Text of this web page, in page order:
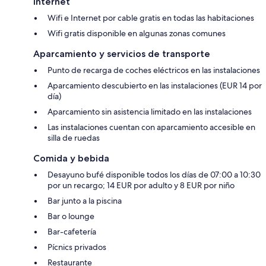
Wifi e Internet por cable gratis en todas las habitaciones
Wifi gratis disponible en algunas zonas comunes
Aparcamiento y servicios de transporte
Punto de recarga de coches eléctricos en las instalaciones
Aparcamiento descubierto en las instalaciones (EUR 14 por
día)
Aparcamiento sin asistencia limitado en las instalaciones
Las instalaciones cuentan con aparcamiento accesible en
silla de ruedas
Comida y bebida
Desayuno bufé disponible todos los días de 07:00 a 10:30
por un recargo; 14 EUR por adulto y 8 EUR por niño
Bar junto a la piscina
Bar o lounge
Bar-cafetería
Pícnics privados
Restaurante